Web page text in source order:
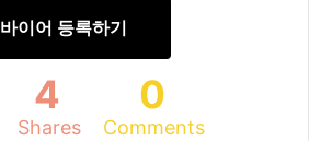
바이어 등록하기
4
Shares
0
Comments